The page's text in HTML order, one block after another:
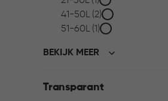
filter
41-50L (2)
51-60L (1)
BEKIJK MEER
Transparant